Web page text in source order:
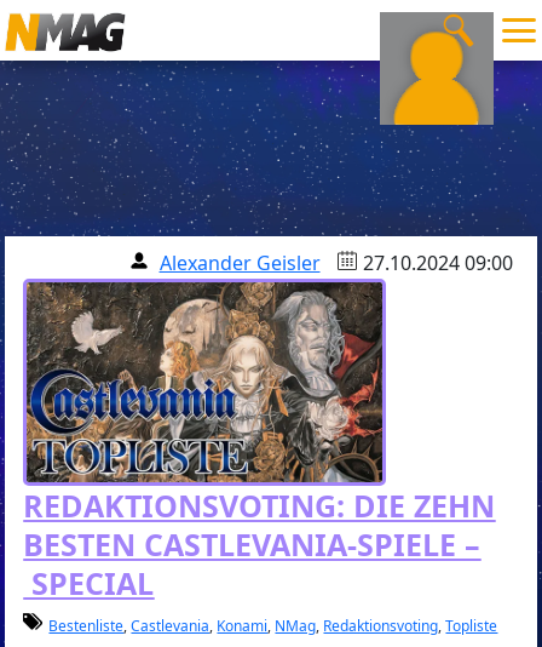
Alexander Geisler 27.10.2024 09:00
REDAKTIONSVOTING: DIE ZEHN
BESTEN CASTLEVANIA-SPIELE –
SPECIAL
Bestenliste,Castlevania, Konami, NMag, Redaktionsvoting,Topliste